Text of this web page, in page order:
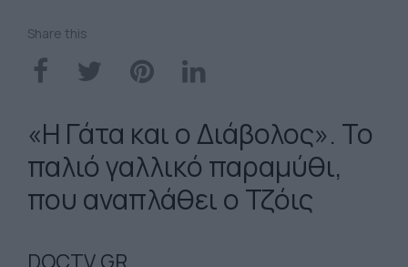
Share this
«Η Γάτα και ο Διάβολος». To
παλιό γαλλικό παραμύθι,
που αναπλάθει ο Τζόις
DOCTV.GR